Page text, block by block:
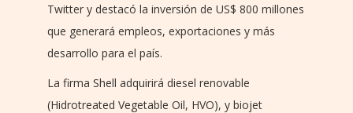
Twitter y destacó la inversión de US$ 800 millones
que generará empleos, exportaciones y más
desarrollo para el país.
La firma Shell adquirirá diesel renovable
(Hidrotreated Vegetable Oil, HVO), y biojet